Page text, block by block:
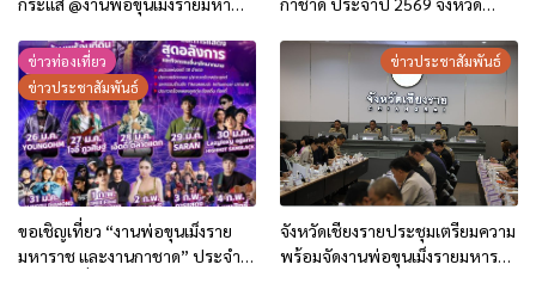
ข่าวท่องเที่ยว
ข่าวประชาสัมพันธ์
ขอเชิญเที่ยว “งานพ่อขุนเม็งราย
มหาราช และงานกาชาด” ประจำปี
ข่าวประชาสัมพันธ์
จังหวัดเชียงรายประชุมเตรียมความ
พร้อมจัดงานพ่อขุนเม็งรายมหาราช